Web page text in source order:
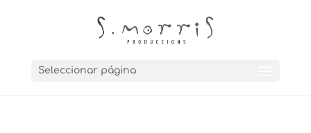
Seleccionar página